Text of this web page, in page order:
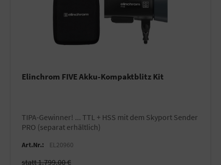
Elinchrom FIVE Akku-Kompaktblitz Kit
TIPA-Gewinner! ... TTL + HSS mit dem Skyport Sender
PRO (separat erhältlich)
Art.Nr.: EL20960
statt 1.799,00 €